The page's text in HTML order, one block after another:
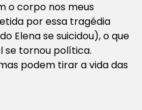
o corpo nos meus
por essa tragédia
Elena se suicidou), o que
se tornou política.
podem tirar a vida das